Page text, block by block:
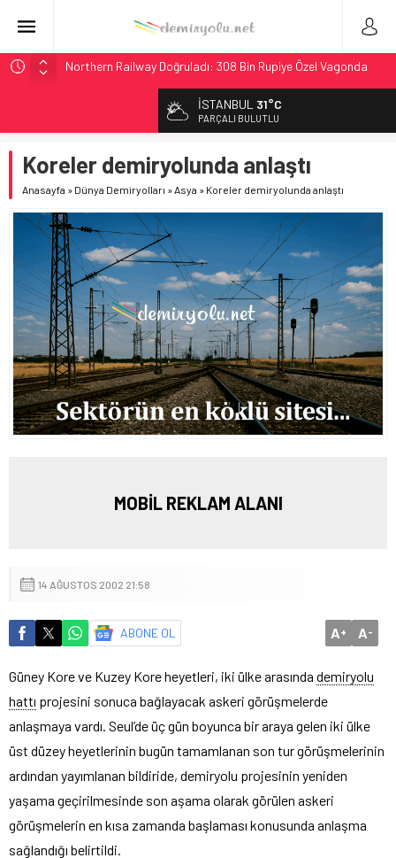
Northern Railway Doğruladı: 308 Bin Rupiye Özel Vagonda
Chicago’da Metra Polisi BVLOS Drone’larla Müdahale
NJ Transit’ten Tarihi Bütçe: 46 Yılın Rekoru Onaylandı
Rocky Mountain, Güneş Enerjili Tesisten İlk Rayı Sevk Etti
İSTANBUL 31°C
PARÇALI BULUTLU
Koreler demiryolunda anlaştı
Anasayfa » Dünya Demiryolları »Asya » Koreler demiryolunda anlaştı
MOBİL REKLAM ALANI
14 AĞUSTOS 2002 21:58
ABONE OL A+ A-
Güney Kore ve Kuzey Kore heyetleri, iki ülke arasında demiryolu
hattı projesini sonuca bağlayacak askeri görüşmelerde
anlaşmaya vardı. Seul’de üç gün boyunca bir araya gelen iki ülke
üst düzey heyetlerinin bugün tamamlanan son tur görüşmelerinin
ardından yayımlanan bildiride, demiryolu projesinin yeniden
yaşama geçirilmesinde son aşama olarak görülen askeri
görüşmelerin en kısa zamanda başlaması konusunda anlaşma
sağlandığı belirtildi.